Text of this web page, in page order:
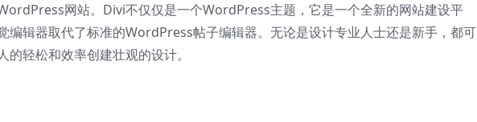
网站。Divi不仅仅是一个WordPress主题，它是一个全新的网站建设平
编辑器取代了标准的WordPress帖子编辑器。无论是设计专业人士还是新手，都可
轻松和效率创建壮观的设计。